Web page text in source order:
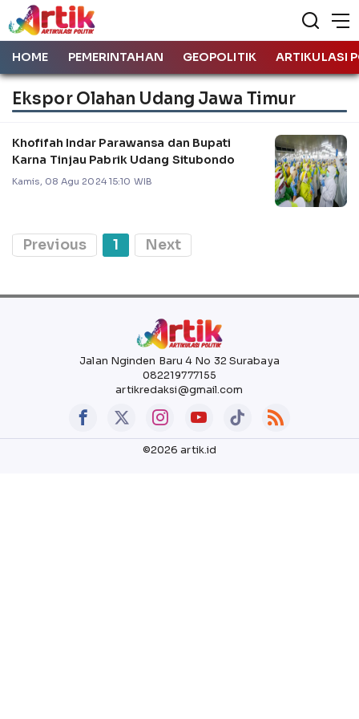
HOME PEMERINTAHAN GEOPOLITIK ARTIKULASI
Ekspor Olahan Udang Jawa Timur
Khofifah Indar Parawansa dan Bupati
Karna Tinjau Pabrik Udang Situbondo
Kamis, 08 Agu 2024 15:10 WIB
Previous 1 Next
Jalan Nginden Baru 4 No 32 Surabaya
082219777155
artikredaksi@gmail.com
©2026 artik.id